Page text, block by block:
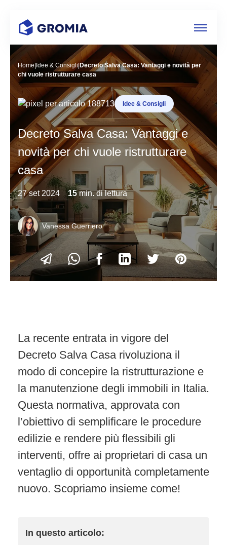
Home Idee & Consigli|Decreto Salva Casa: Vantaggi e novità per
chi vuole ristrutturare casa
Idee & Consigli
Decreto Salva Casa: Vantaggi e
novità per chi vuole ristrutturare
casa
27 set 2024 15min. di lettura
Vanessa Guerriero
La recente entrata in vigore del
Decreto Salva Casa rivoluziona il
modo di concepire la ristrutturazione e
la manutenzione degli immobili in Italia.
Questa normativa, approvata con
l’obiettivo di semplificare le procedure
edilizie e rendere più flessibili gli
interventi, offre ai proprietari di casa un
ventaglio di opportunità completamente
nuovo. Scopriamo insieme come!
In questo articolo: